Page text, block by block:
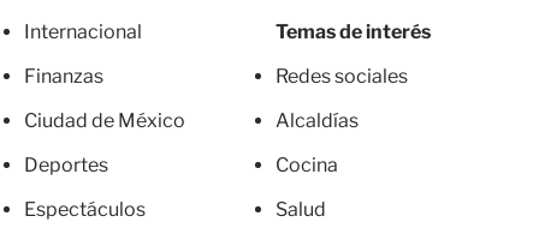
Internacional
Finanzas
Ciudad de México
Deportes
Espectáculos
Temas de interés
Redes sociales
Alcaldías
Cocina
Salud